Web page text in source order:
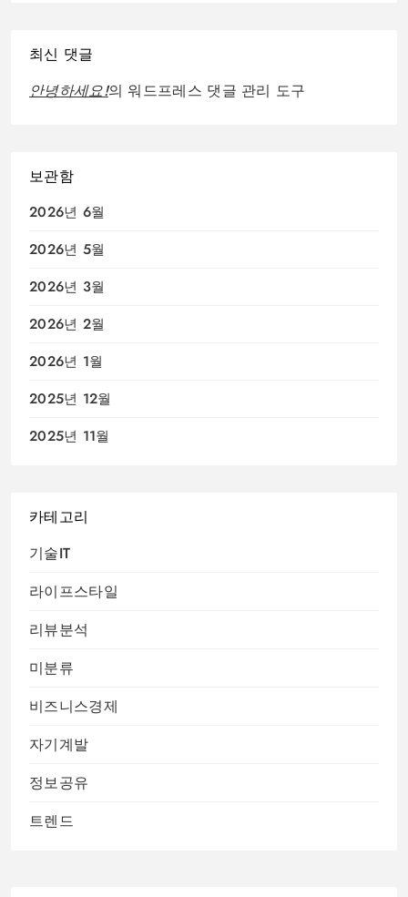
최신 댓글
안녕하세요!의워드프레스 댓글 관리 도구
보관함
2026년 6월
2026년 5월
2026년 3월
2026년 2월
2026년 1월
2025년 12월
2025년 11월
카테고리
기술IT
라이프스타일
리뷰분석
미분류
비즈니스경제
자기계발
정보공유
트렌드